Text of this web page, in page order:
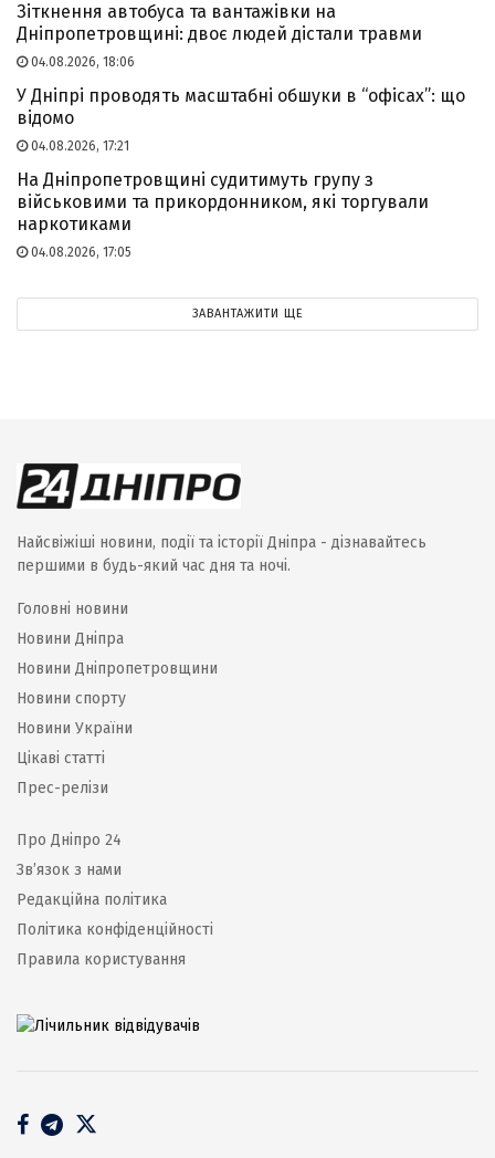
Зіткнення автобуса та вантажівки на
Дніпропетровщині: двоє людей дістали травми
04.08.2026, 18:06
У Дніпрі проводять масштабні обшуки в “офісах”: що
відомо
04.08.2026, 17:21
На Дніпропетровщині судитимуть групу з
військовими та прикордонником, які торгували
наркотиками
04.08.2026, 17:05
ЗАВАНТАЖИТИ ЩЕ
Найсвіжіші новини, події та історії Дніпра - дізнавайтесь
першими в будь-який час дня та ночі.
Головні новини
Новини Дніпра
Новини Дніпропетровщини
Новини спорту
Новини України
Цікаві статті
Прес-релізи
Про Дніпро 24
Зв’язок з нами
Редакційна політика
Політика конфіденційності
Правила користування